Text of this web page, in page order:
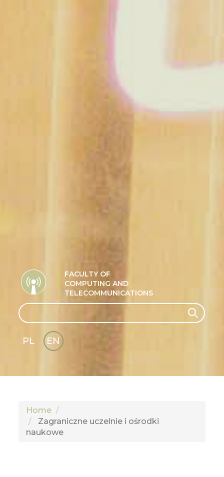
FACULTY OF
COMPUTING AND
TELECOMMUNICATIONS
Search Search
PL
EN
GLI
Home
Zagraniczne uczelnie i ośrodki
naukowe